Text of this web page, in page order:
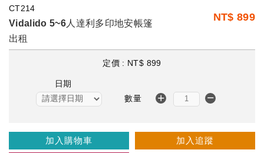
CT214
Vidalido 5~6人達利多印地安帳篷
出租
NT$ 899
定價 : NT$ 899
日期
數量
加入購物車 加入追蹤